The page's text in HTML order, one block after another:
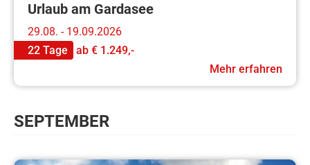
Urlaub am Gardasee
29.08. - 19.09.2026
22 Tage
ab € 1.249,-
Mehr erfahren
SEPTEMBER